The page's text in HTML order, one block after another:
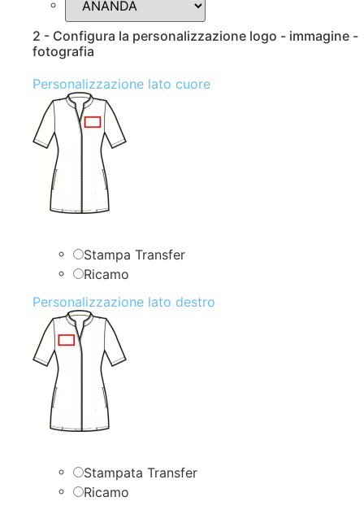
2 - Configura la personalizzazione logo - immagine -
fotografia
Personalizzazione lato cuore
Stampa Transfer
Ricamo
Personalizzazione lato destro
Stampata Transfer
Ricamo